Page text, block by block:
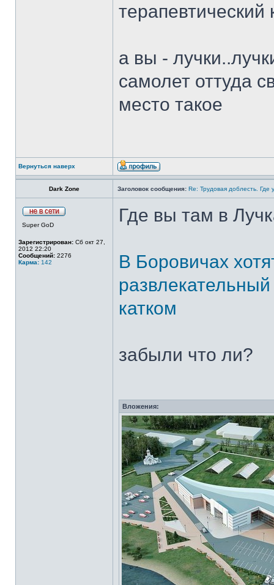
терапевтический
а вы -
самолет оттуда
место такое
Вернуться наверх
Dark Zone Заголовок сообщения: Re: Трудовая доблесть. Где
Super GoD
Зарегистрирован: Сб окт 27,
2012 22:20
Сообщений: 2276
Карма: 142
Где вы там в
В Боровичах
катком
забыли что ли?
Вложения: